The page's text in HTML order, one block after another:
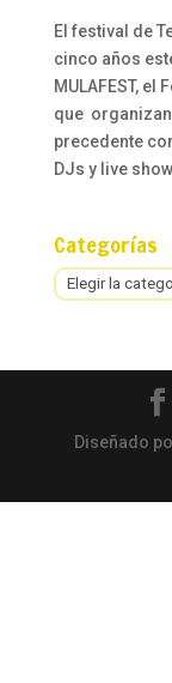
El festival de
cinco años
MULAFEST, el
que organizan
precedente
DJs y live
Categorías
Categorías
Diseñado